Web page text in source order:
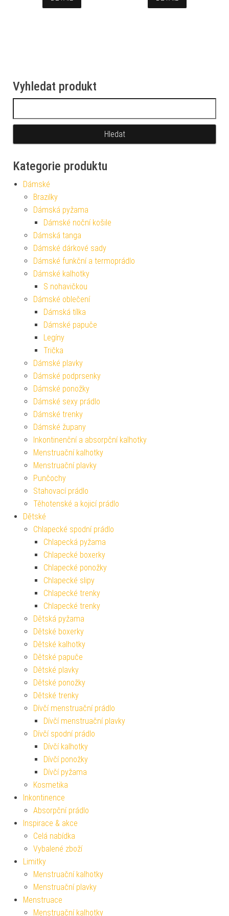
Vyhledat produkt
Kategorie produktu
Dámské
Brazilky
Dámská pyžama
Dámské noční košile
Dámská tanga
Dámské dárkové sady
Dámské funkční a termoprádlo
Dámské kalhotky
S nohavičkou
Dámské oblečení
Dámská tílka
Dámské papuče
Legíny
Trička
Dámské plavky
Dámské podprsenky
Dámské ponožky
Dámské sexy prádlo
Dámské trenky
Dámské župany
Inkontinenční a absorpční kalhotky
Menstruační kalhotky
Menstruační plavky
Punčochy
Stahovací prádlo
Těhotenské a kojicí prádlo
Dětské
Chlapecké spodní prádlo
Chlapecká pyžama
Chlapecké boxerky
Chlapecké ponožky
Chlapecké slipy
Chlapecké trenky
Chlapecké trenky
Dětská pyžama
Dětské boxerky
Dětské kalhotky
Dětské papuče
Dětské plavky
Dětské ponožky
Dětské trenky
Dívčí menstruační prádlo
Dívčí menstruační plavky
Dívčí spodní prádlo
Dívčí kalhotky
Dívčí ponožky
Dívčí pyžama
Kosmetika
Inkontinence
Absorpční prádlo
Inspirace & akce
Celá nabídka
Vybalené zboží
Limitky
Menstruační kalhotky
Menstruační plavky
Menstruace
Menstruační kalhotky